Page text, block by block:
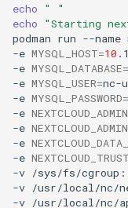
echo
" "
echo
"Starting
podman run --name
-e MYSQL_HOST=10
-e MYSQL_DATABASE=
-e MYSQL_USER=nc-
-e MYSQL_PASSWORD=
-e
-e
-e
-e
-v /sys/fs/
-v /usr/local/nc/
-v /usr/local/nc/